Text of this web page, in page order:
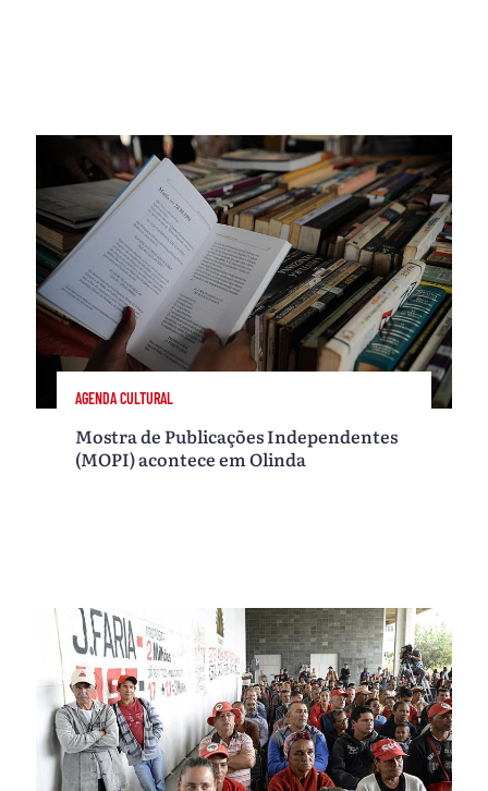
AGENDA CULTURAL
Mostra de Publicações Independentes
(MOPI) acontece em Olinda